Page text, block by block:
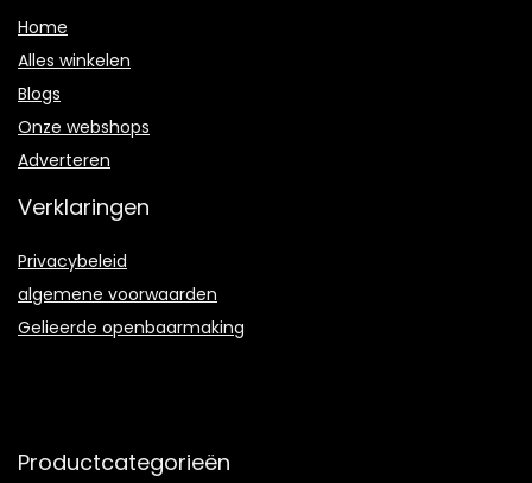
Home
Alles winkelen
Blogs
Onze webshops
Adverteren
Verklaringen
Privacybeleid
algemene voorwaarden
Gelieerde openbaarmaking
Productcategorieën